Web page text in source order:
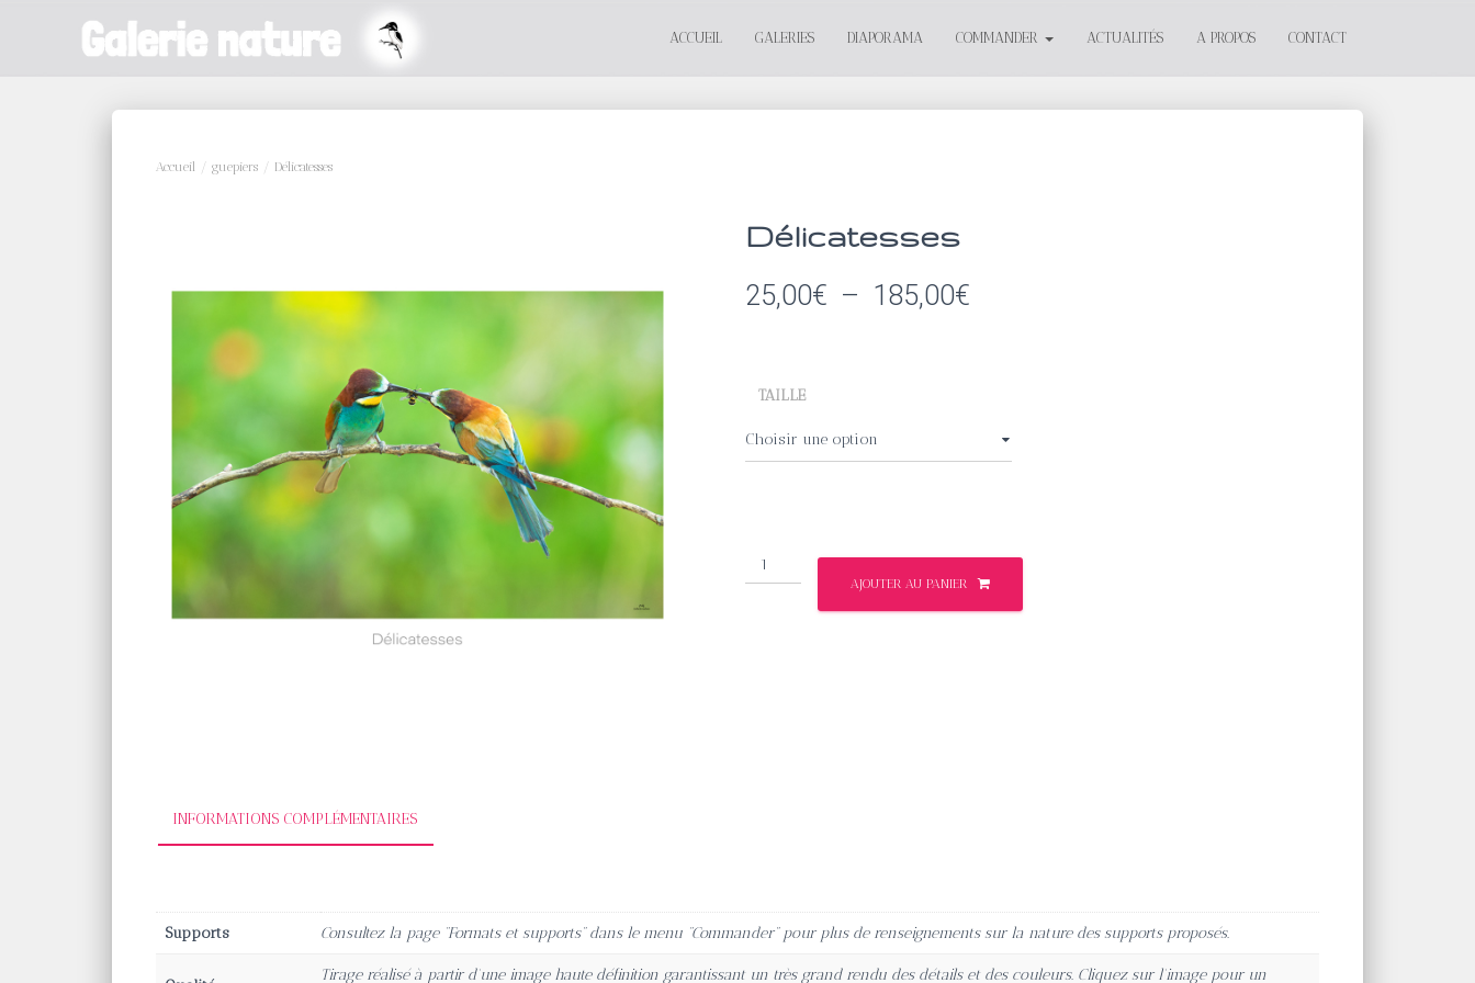
ACCUEIL GALERIES DIAPORAMA COMMANDER ACTUALITÉS A PROPOS CONTACT
Accueil / guepiers / Délicatesses
Délicatesses
25,00€ – 185,00€
TAILLE
quantité
de
Délicatesses
AJOUTER AU PANIER
INFORMATIONS COMPLÉMENTAIRES
Supports Consultez la page “Formats et supports” dans le menu “Commander” pour plus de renseignements sur la nature des supports proposés.
Tirage réalisé à partir d'une image haute définition garantissant un très grand rendu des détails et des couleurs. Cliquez sur l'image pour un